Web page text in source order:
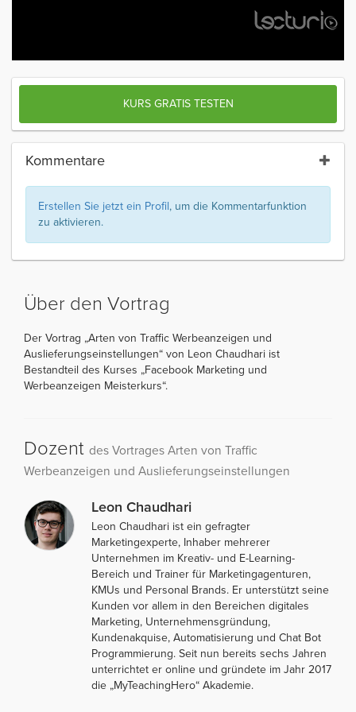
KURS GRATIS TESTEN
Kommentare
Erstellen Sie jetzt ein Profil, um die Kommentarfunktion
zu aktivieren.
Über den Vortrag
Der Vortrag „Arten von Traffic Werbeanzeigen und
Auslieferungseinstellungen“ von Leon Chaudhari ist
Bestandteil des Kurses „Facebook Marketing und
Werbeanzeigen Meisterkurs“.
Dozent des Vortrages Arten von Traffic
Werbeanzeigen und Auslieferungseinstellungen
Leon Chaudhari
Leon Chaudhari ist ein gefragter
Marketingexperte, Inhaber mehrerer
Unternehmen im Kreativ- und E-Learning-
Bereich und Trainer für Marketingagenturen,
KMUs und Personal Brands. Er unterstützt seine
Kunden vor allem in den Bereichen digitales
Marketing, Unternehmensgründung,
Kundenakquise, Automatisierung und Chat Bot
Programmierung. Seit nun bereits sechs Jahren
unterrichtet er online und gründete im Jahr 2017
die „MyTeachingHero“ Akademie.